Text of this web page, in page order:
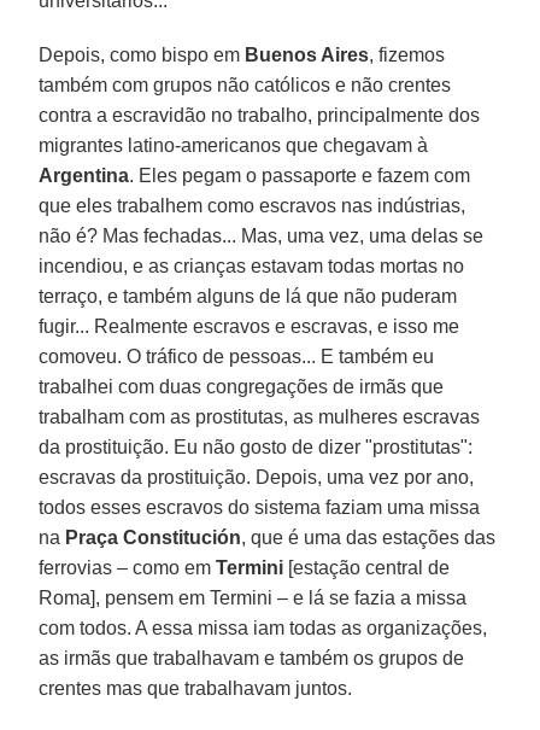
Depois, como bispo em Buenos Aires, fizemos
também com grupos não católicos e não crentes
contra a escravidão no trabalho, principalmente dos
migrantes latino-americanos que chegavam à
Argentina. Eles pegam o passaporte e fazem com
que eles trabalhem como escravos nas indústrias,
não é? Mas fechadas... Mas, uma vez, uma delas se
incendiou, e as crianças estavam todas mortas no
terraço, e também alguns de lá que não puderam
fugir... Realmente escravos e escravas, e isso me
comoveu. O tráfico de pessoas... E também eu
trabalhei com duas congregações de irmãs que
trabalham com as prostitutas, as mulheres escravas
da prostituição. Eu não gosto de dizer "prostitutas":
escravas da prostituição. Depois, uma vez por ano,
todos esses escravos do sistema faziam uma missa
na Praça Constitución, que é uma das estações das
ferrovias – como emTermini [estação central de
Roma], pensem em Termini – e lá se fazia a missa
com todos. A essa missa iam todas as organizações,
as irmãs que trabalhavam e também os grupos de
crentes mas que trabalhavam juntos.